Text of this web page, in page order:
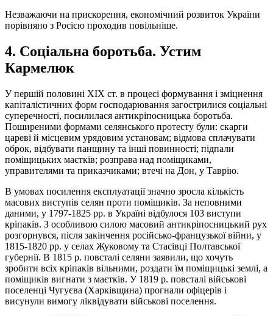
Незважаючи на прискорення, економічний розвиток України
порівняно з Росією проходив повільніше.
4. Соціальна боротьба. Устим
Кармелюк
У першій половині ХІХ ст. в процесі формування і зміцнення
капіталістичних форм господарювання загострилися соціальні
суперечності, посилилася антикріпосницька боротьба.
Поширеними формами селянського протесту були: скарги
цареві й місцевим урядовим установам; відмова сплачувати
оброк, відбувати панщину та інші повинності; підпали
поміщицьких маєтків; розправа над поміщиками,
управителями та приказчиками; втечі на Дон, у Таврію.
В умовах посилення експлуатації значно зросла кількість
масових виступів селян проти поміщиків. За неповними
даними, у 1797-1825 рр. в Україні відбулося 103 виступи
кріпаків. З особливою силою масовий антикріпосницький рух
розгорнувся, після закінчення російсько-французької війни, у
1815-1820 рр. у селах Жуковому та Стасівці Полтавської
губернії. В 1815 р. повсталі селяни заявили, що хочуть
зробити всіх кріпаків вільними, роздати їм поміщицькі землі, а
поміщиків вигнати з маєтків. У 1819 р. повсталі військові
поселенці Чугуєва (Харківщина) прогнали офіцерів і
висунули вимогу ліквідувати військові поселення.